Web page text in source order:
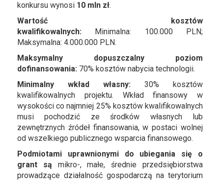
konkursu wynosi 10 mln zł.
Wartość kosztów
kwalifikowalnych: Minimalna: 100.000 PLN;
Maksymalna: 4.000.000 PLN.
Maksymalny dopuszczalny poziom
dofinansowania: 70% kosztów nabycia technologii.
Minimalny wkład własny: 30% kosztów
kwalifikowalnych projektu. Wkład finansowy w
wysokości co najmniej 25% kosztów kwalifikowalnych
musi pochodzić ze środków własnych lub
zewnętrznych źródeł finansowania, w postaci wolnej
od wszelkiego publicznego wsparcia finansowego.
Podmiotami uprawnionymi do ubiegania się o
grant są mikro-, małe, średnie przedsiębiorstwa
prowadzące działalność gospodarczą na terytorium